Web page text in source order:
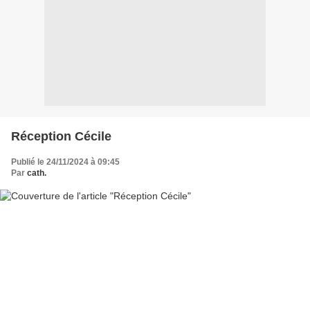
Réception Cécile
Publié le 24/11/2024 à 09:45
Par cath.